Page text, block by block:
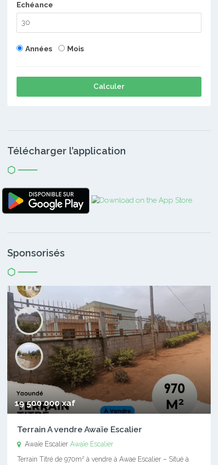
Echéance
Années Mois
Calculer
Télécharger l’application
Sponsorisés
19 500 000 xaf
Terrain A vendre Awaïe Escalier
Awaïe Escalier Awaïe Escalier
Terrain Titré de 970m² à vendre à Awae Escalier – Situé à